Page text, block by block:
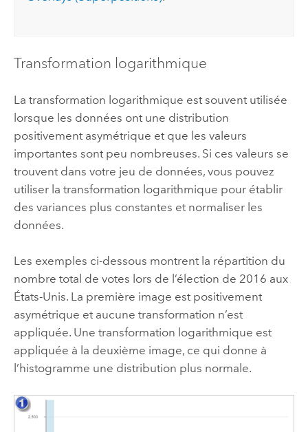
Transformation logarithmique
La transformation logarithmique est souvent utilisée
lorsque les données ont une distribution
positivement asymétrique et que les valeurs
importantes sont peu nombreuses. Si ces valeurs se
trouvent dans votre jeu de données, vous pouvez
utiliser la transformation logarithmique pour établir
des variances plus constantes et normaliser les
données.
Les exemples ci-dessous montrent la répartition du
nombre total de votes lors de l’élection de 2016 aux
États-Unis. La première image est positivement
asymétrique et aucune transformation n’est
appliquée. Une transformation logarithmique est
appliquée à la deuxième image, ce qui donne à
l’histogramme une distribution plus normale.